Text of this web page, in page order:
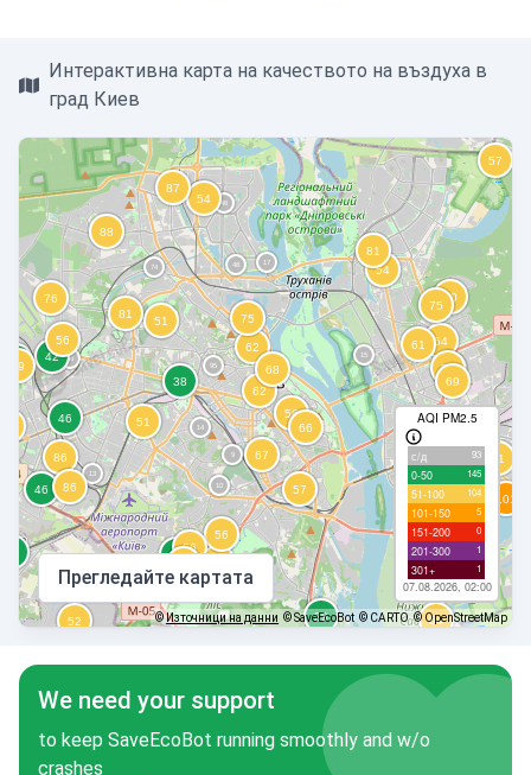
Интерактивна карта на качеството на въздуха в
град Киев
AQI PM2.5
с/д 93
0-50 145
51-100 104
101-150 5
151-200 0
201-300 1
301+ 1
07.08.2026, 02:00
Прегледайте картата
©Източници на данни © SaveEcoBot © CARTO © OpenStreetMap
We need your support
to keep SaveEcoBot running smoothly and w/o
crashes